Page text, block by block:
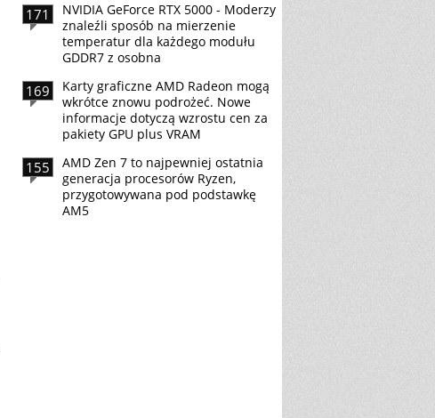
171
NVIDIA GeForce RTX 5000 - Moderzy
znaleźli sposób na mierzenie
temperatur dla każdego modułu
GDDR7 z osobna
169
Karty graficzne AMD Radeon mogą
wkrótce znowu podrożeć. Nowe
informacje dotyczą wzrostu cen za
pakiety GPU plus VRAM
155
AMD Zen 7 to najpewniej ostatnia
generacja procesorów Ryzen,
przygotowywana pod podstawkę
AM5